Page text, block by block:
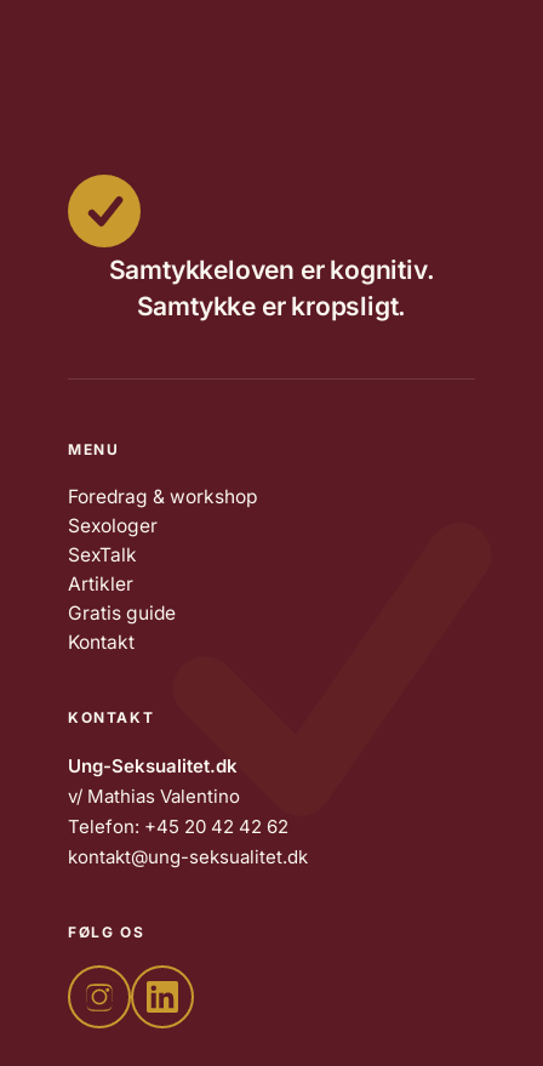
Samtykkeloven er kognitiv.
Samtykke er kropsligt.
MENU
Foredrag & workshop
Sexologer
SexTalk
Artikler
Gratis guide
Kontakt
KONTAKT
Ung-Seksualitet.dk
v/ Mathias Valentino
Telefon: +45 20 42 42 62
kontakt@ung-seksualitet.dk
FØLG OS